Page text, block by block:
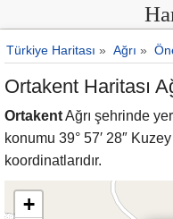
Türkiye Haritası » Ağrı »
Ortakent Haritası
OrtakentAğrı şehrinde
konumu 39° 57′ 28″
koordinatlarıdır.
+